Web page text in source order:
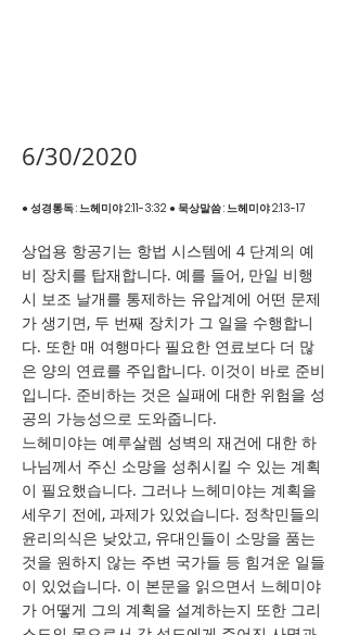
6/30/2020
● 성경통독 : 느헤미야 2:11-3:32 ● 묵상말씀 : 느헤미야 2:13-17
상업용 항공기는 항법 시스템에 4 단계의 예
비 장치를 탑재합니다. 예를 들어, 만일 비행
시 보조 날개를 통제하는 유압계에 어떤 문제
가 생기면, 두 번째 장치가 그 일을 수행합니
다. 또한 매 여행마다 필요한 연료보다 더 많
은 양의 연료를 주입합니다. 이것이 바로 준비
입니다. 준비하는 것은 실패에 대한 위험을 성
공의 가능성으로 도와줍니다.
느헤미야는 예루살렘 성벽의 재건에 대한 하
나님께서 주신 소망을 성취시킬 수 있는 계획
이 필요했습니다. 그러나 느헤미야는 계획을
세우기 전에, 과제가 있었습니다. 정착민들의
윤리의식은 낮았고, 유대인들이 소망을 품는
것을 원하지 않는 주변 국가들 등 힘겨운 일들
이 있었습니다. 이 본문을 읽으면서 느헤미야
가 어떻게 그의 계획을 설계하는지 또한 그리